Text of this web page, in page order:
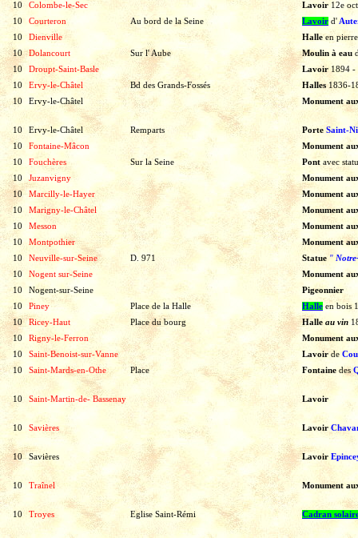
10
Colombe-le-Sec Lavoir 12e
10
Courteron Au bord de la Seine Lavoir d'
10
Dienville Halleen pierre
10
Dolancourt Sur l' Aube Moulin à eau
10
Droupt-Saint-Basle Lavoir 1894 -
10
Ervy-le-Châtel Bd des Grands-Fossés Halles 1836-
10
Ervy-le-Châtel Monument
10 Ervy-le-Châtel Remparts Porte Saint-
10
Fontaine-Mâcon
Monument
10
Fouchères Sur la Seine Pont avec
10
Juzanvigny
Monument
10
Marcilly-le-Hayer
Monument
10
Marigny-le-Châtel
Monument
10
Messon
Monument
10
Montpothier
Monument
10
Neuville-sur-Seine D. 971 Statue "
10
Nogent sur-Seine
Monument
10
Nogent-sur-Seine
Pigeonnier
10
Piney Place de la Halle Halle en bois
10
Ricey-Haut Place du bourg Halle au vin
10
Rigny-le-Ferron
Monument
10
Saint-Benoist-sur-Vanne Lavoirde
10
Saint-Mards-en-Othe Place Fontaine des
10 Saint-Martin-de- Bassenay Lavoir
10 Savières Lavoir
10 Savières Lavoir
10 Traînel Monument
10 Troyes Eglise Saint-Rémi Cadran